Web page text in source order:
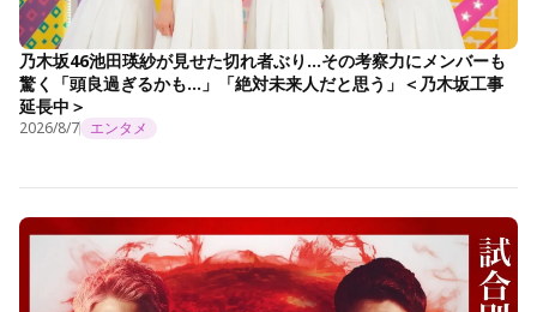
乃木坂46池田瑛紗が見せた切れ者ぶり…その考察力にメンバーも
驚く「頭良過ぎるかも…」「絶対未来人だと思う」＜乃木坂工事
延長中＞
2026/8/7 エンタメ